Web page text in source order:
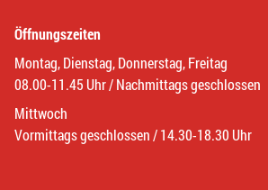
Öffnungszeiten
Montag, Dienstag, Donnerstag, Freitag
08.00-11.45 Uhr / Nachmittags geschlossen
Mittwoch
Vormittags geschlossen / 14.30-18.30 Uhr